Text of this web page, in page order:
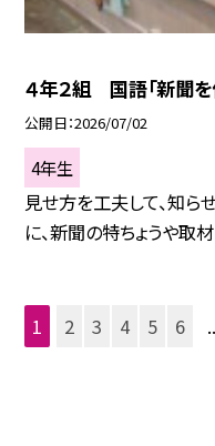
４年２組 国語「新聞を
公開日 2026/07/02
4年生
見せ方を工夫して、知ら
に、新聞の特ちょうや取
1 2 3 4 5 6